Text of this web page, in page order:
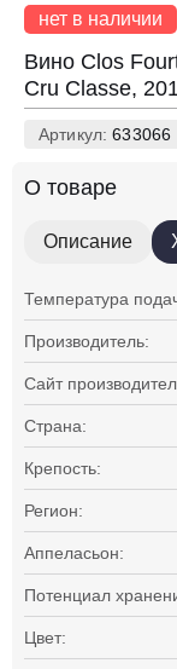
нет в наличии
Вино Clos
Cru Classe,
Артикул:633066
О товаре
Описание
Температура
Производитель:
Сайт
Страна:
Крепость:
Регион:
Аппеласьон:
Потенциал
Цвет: